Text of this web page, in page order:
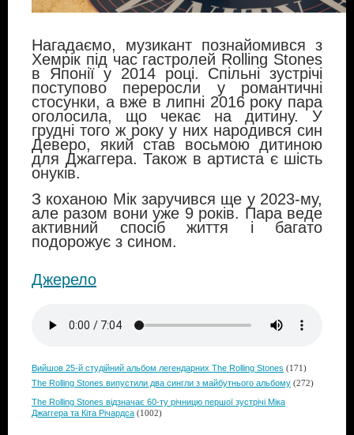
Нагадаємо, музикант познайомився з
Хемрік під час гастролей Rolling Stones
в Японії у 2014 році. Спільні зустрічі
поступово переросли у романтичні
стосунки, а вже в липні 2016 року пара
оголосила, що чекає на дитину. У
грудні того ж року у них народився син
Деверо, який став восьмою дитиною
для Джаггера. Також в артиста є шість
онуків.
З коханою Мік заручився ще у 2023-му,
але разом вони уже 9 років. Пара веде
активний спосіб життя і багато
подорожує з сином.
Джерело
Вийшов 25-й студійний альбом легендарних The Rolling Stones (171)
The Rolling Stones випустили два сингли з майбутнього альбому (272)
The Rolling Stones відзначає 60-ту річницю першої зустрічі Міка
Джаггера та Кіта Річардса (1002)